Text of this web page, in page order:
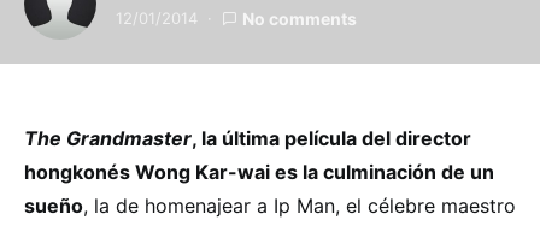
12/01/2014 No comments
The Grandmaster, la última película del director
hongkonés Wong Kar-wai es la culminación de un
sueño, la de homenajear a Ip Man, el célebre maestro